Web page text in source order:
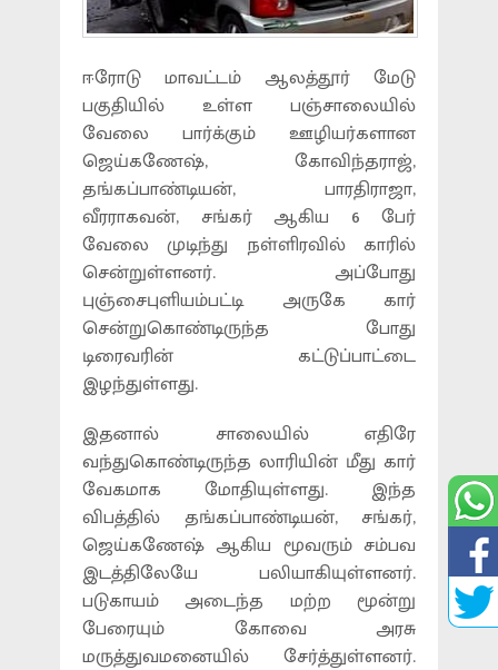
ஈரோடு மாவட்டம் ஆலத்தூர் மேடு
பகுதியில் உள்ள பஞ்சாலையில்
வேலை பார்க்கும் ஊழியர்களான
ஜெய்கணேஷ், கோவிந்தராஜ்,
தங்கப்பாண்டியன், பாரதிராஜா,
வீரராகவன், சங்கர் ஆகிய 6 பேர்
வேலை முடிந்து நள்ளிரவில் காரில்
சென்றுள்ளனர். அப்போது
புஞ்சைபுளியம்பட்டி அருகே கார்
சென்றுகொண்டிருந்த போது
டிரைவரின் கட்டுப்பாட்டை
இழந்துள்ளது.
இதனால் சாலையில் எதிரே
வந்துகொண்டிருந்த லாரியின் மீது கார்
வேகமாக மோதியுள்ளது. இந்த
விபத்தில் தங்கப்பாண்டியன், சங்கர்,
ஜெய்கணேஷ் ஆகிய மூவரும் சம்பவ
இடத்திலேயே பலியாகியுள்ளனர்.
படுகாயம் அடைந்த மற்ற மூன்று
பேரையும் கோவை அரசு
மருத்துவமனையில் சேர்த்துள்ளனர்.